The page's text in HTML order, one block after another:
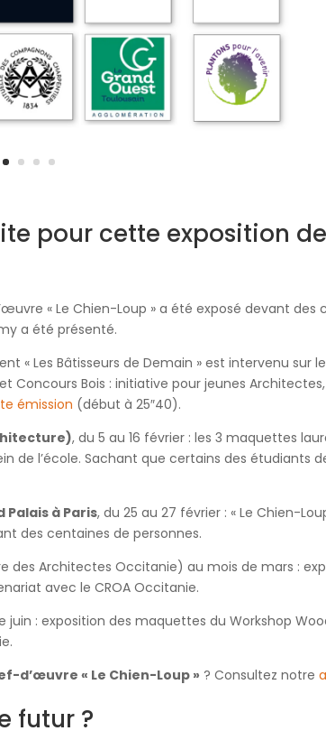
pour cette exposition
« Le Chien-Loup » a été exposé devant des
a été présenté.
« Les Bâtisseurs de Demain » est intervenu sur
et Concours Bois : initiative pour jeunes
émission (début à 25″40).
, du 5 au 16 février : les 3 maquettes
l’école. Sachant que certains des étudiants de
à Paris, du 25 au 27 février : « Le Chien-
des centaines de personnes.
des Architectes Occitanie) au mois de mars :
avec le CROA Occitanie.
: exposition des maquettes du Workshop
d’œuvre « Le Chien-Loup » ? Consultez notre
futur ?